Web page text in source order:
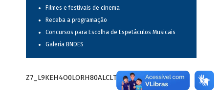
Filmes e festivais de cinema
Receba a programação
Concursos para Escolha de Espetáculos Musicais
Galeria BNDES
Z7_L9KEH4O0LORH80ALCLTPF80S97